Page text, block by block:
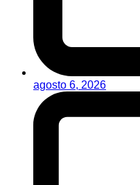
agosto 6, 2026